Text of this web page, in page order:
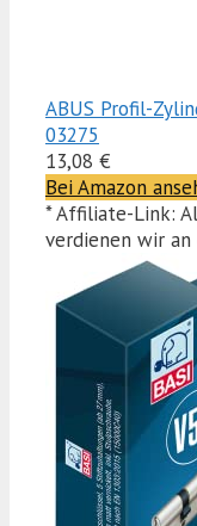
ABUS Profil-
03275
13,08 €
Bei Amazon
* Affiliate-Link:
verdienen wir